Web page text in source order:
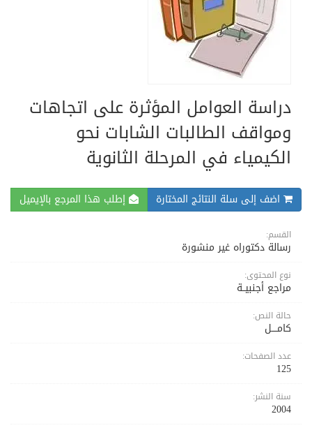
دراسة العوامل المؤثرة على اتجاهات
ومواقف الطالبات الشابات نحو
الكيمياء في المرحلة الثانوية
اضف إلى سلة النتائج المختارة إطلب هذا المرجع بالإيميل
القسم:
رسالة دكتوراه غير منشورة
نوع المحتوى:
مراجع أجنبيــة
حالة النص:
كامــــل
عدد الصفحات:
125
سنة النشر:
2004